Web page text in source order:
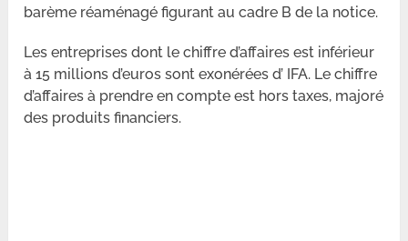
barème réaménagé figurant au cadre B de la notice.
Les entreprises dont le chiffre d’affaires est inférieur
à 15 millions d’euros sont exonérées d’ IFA. Le chiffre
d’affaires à prendre en compte est hors taxes, majoré
des produits financiers.